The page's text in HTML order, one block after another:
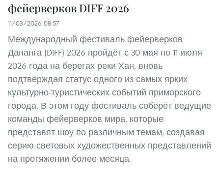
фейерверков DIFF 2026
11/03/2026 08:57
Международный фестиваль фейерверков
Дананга (DIFF) 2026 пройдёт с 30 мая по 11 июля
2026 года на берегах реки Хан, вновь
подтверждая статус одного из самых ярких
культурно-туристических событий приморского
города. В этом году фестиваль соберёт ведущие
команды фейерверков мира, которые
представят шоу по различным темам, создавая
серию световых художественных представлений
на протяжении более месяца.